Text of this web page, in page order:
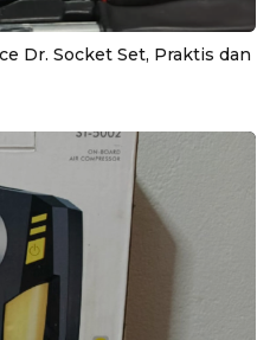
Dr. Socket Set, Praktis dan